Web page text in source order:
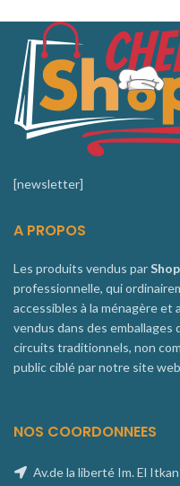
[newsletter]
A PROPOS
Les produits vendus par
professionnelle, qui
accessibles à la ménagère et
vendus dans des emballages
circuits traditionnels, non
public ciblé par notre site
NOS COORDONNEES
Av.de la liberté Im. El